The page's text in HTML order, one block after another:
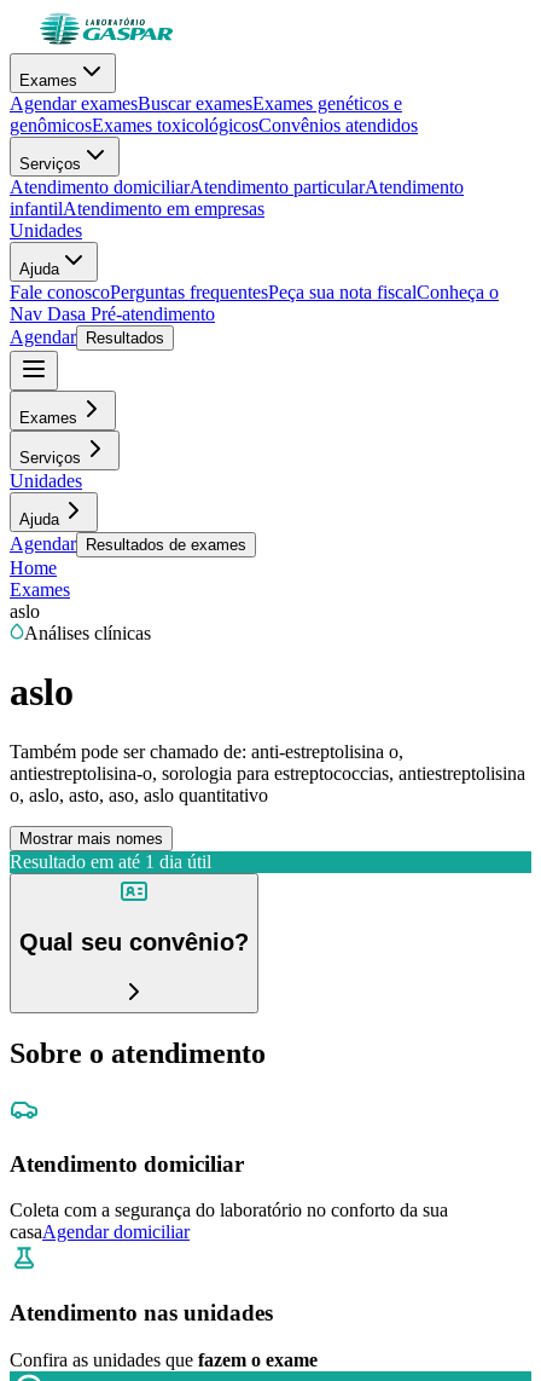
Exames
Agendar examesBuscar examesExames genéticos e
genômicosExames toxicológicosConvênios atendidos
Serviços
Atendimento domiciliarAtendimento particularAtendimento
infantilAtendimento em empresas
Unidades
Ajuda
Fale conoscoPerguntas frequentesPeça sua nota fiscalConheça o
Nav Dasa Pré-atendimento
Agendar
Resultados
Exames
Serviços
Unidades
Ajuda
Agendar Resultados de exames
Home
Exames
aslo
Análises clínicas
aslo
Também pode ser chamado de: anti-estreptolisina o,
antiestreptolisina-o, sorologia para estreptococcias, antiestreptolisina
o, aslo, asto, aso, aslo quantitativo
Mostrar mais nomes
Resultado em até 1 dia útil
Qual seu convênio?
Sobre o atendimento
Atendimento domiciliar
Coleta com a segurança do laboratório no conforto da sua
casaAgendar domiciliar
Atendimento nas unidades
Confira as unidades que fazem o exame